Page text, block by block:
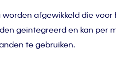
afgewikkeld die voor
geïntegreerd en kan per
te gebruiken.